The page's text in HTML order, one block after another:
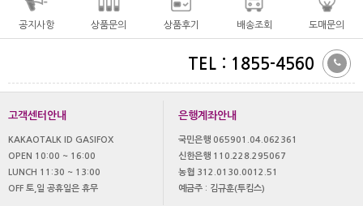
공지사항 상품문의 상품후기 배송조회 도매문의
TEL : 1855-4560
고객센터안내
KAKAOTALK ID GASIFOX
OPEN 10:00 ~ 16:00
LUNCH 11:30 ~ 13:00
OFF 토,일 공휴일은 휴무
은행계좌안내
국민은행 065901.04.062361
신한은행 110.228.295067
농협 312.0130.0012.51
예금주 : 김규훈(투킴스)